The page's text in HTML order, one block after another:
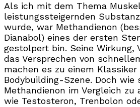
Als ich mit dem Thema
leistungssteigernden
wurde, war Methandienon
Dianabol) eines der ersten
gestolpert bin. Seine Wirkung,
das Versprechen von
machen es zu einem Klassiker
Bodybuilding-Szene. Doch wie
Methandienon im Vergleich zu
wie Testosteron, Trenbolon